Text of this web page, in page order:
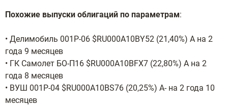
Похожие выпуски облигаций по параметрам:
• Делимобиль 001Р-06 $RU000A10BY52 (21,40%) А на 2
года 9 месяцев
• ГК Самолет БО-П16 $RU000A10BFX7 (22,80%) А на 2
года 8 месяцев
• ВУШ 001P-04 $RU000A10BS76 (20,25%) А- на 2 года 10
месяцев